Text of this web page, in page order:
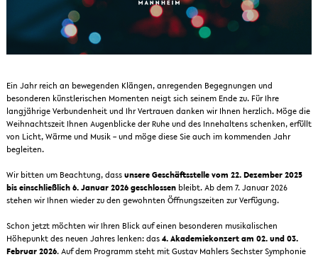
Ein Jahr reich an bewegenden Klängen, anregenden Begegnungen und
besonderen künstlerischen Momenten neigt sich seinem Ende zu. Für Ihre
langjährige Verbundenheit und Ihr Vertrauen danken wir Ihnen herzlich. Möge die
Weihnachtszeit Ihnen Augenblicke der Ruhe und des Innehaltens schenken, erfüllt
von Licht, Wärme und Musik – und möge diese Sie auch im kommenden Jahr
begleiten.
Wir bitten um Beachtung, dass unsere Geschäftsstelle vom 22. Dezember 2025
bis einschließlich 6. Januar 2026 geschlossen bleibt. Ab dem 7. Januar 2026
stehen wir Ihnen wieder zu den gewohnten Öffnungszeiten zur Verfügung.
Schon jetzt möchten wir Ihren Blick auf einen besonderen musikalischen
Höhepunkt des neuen Jahres lenken: das 4. Akademiekonzert am 02. und 03.
Februar 2026. Auf dem Programm steht mit Gustav Mahlers Sechster Symphonie